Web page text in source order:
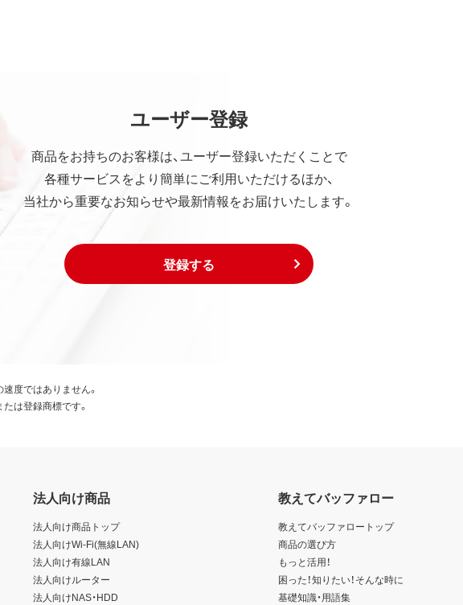
ユーザー登録
商品をお持ちのお客様は、ユーザー登録いただくことで
各種サービスをより簡単にご利用いただけるほか、
当社から重要なお知らせや最新情報をお届けいたします。
登録する
度ではありません。
は登録商標です。
法人向け商品
法人向け商品トップ
法人向けWi-Fi(無線LAN)
法人向け有線LAN
法人向けルーター
法人向けNAS・HDD
教えてバッファロー
教えてバッファロートップ
商品の選び方
もっと活用！
困った！知りたい！そんな時に
基礎知識・用語集